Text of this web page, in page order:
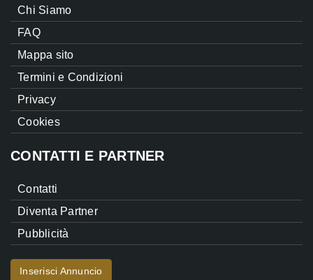
Chi Siamo
FAQ
Mappa sito
Termini e Condizioni
Privacy
Cookies
CONTATTI E PARTNER
Contatti
Diventa Partner
Pubblicità
Inserisci Annuncio